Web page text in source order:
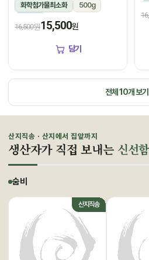
화학첨가물최소화
500g
16,500원15,500원
담기
전체 10개 보
산지직송 · 산지에서 집앞까지
생산자가 직접 보내는 신선함
숨비
산지직송